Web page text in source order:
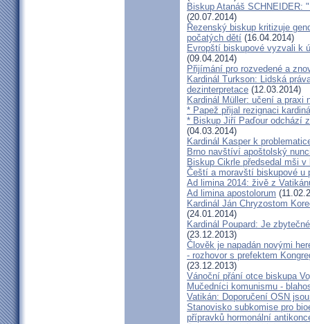
Biskup Atanáš
(20.07.2014)
Řezenský biskup kritizuje
počatých dětí (16.04.2014)
Evropští biskupové vyzvali k
(09.04.2014)
Přijímání pro rozvedené a
Kardinál Turkson: Lidská
dezinterpretace (12.03.2014)
Kardinál Müller: učení a praxi
* Papež přijal rezignaci
* Biskup Jiří Paďour odchází
(04.03.2014)
Kardinál Kasper k
Brno navštíví apoštolský
Biskup Cikrle předsedal mši
Čeští a moravští biskupové u
Ad limina 2014: živě z
Ad limina apostolorum
Kardinál Ján Chryzostom
(24.01.2014)
Kardinál Poupard: Je
(23.12.2013)
Člověk je napadán novými
- rozhovor s prefektem
(23.12.2013)
Vánoční přání otce biskupa
Mučedníci komunismu -
Vatikán: Doporučení OSN
Stanovisko subkomise pro
přípravků hormonální